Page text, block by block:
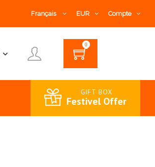
Français EUR Compte
0
GIFT BOX
Festivel Offer